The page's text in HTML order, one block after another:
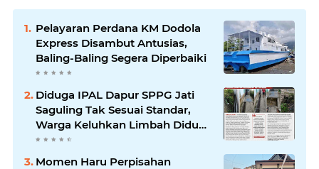
Pelayaran Perdana KM Dodola
Express Disambut Antusias,
Baling-Baling Segera Diperbaiki
Diduga IPAL Dapur SPPG Jati
Saguling Tak Sesuai Standar,
Warga Keluhkan Limbah Diduga
Mengalir ke Sungai
Momen Haru Perpisahan